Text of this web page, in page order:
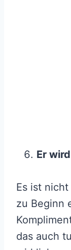
Er
Es ist
zu Beginn
das auch